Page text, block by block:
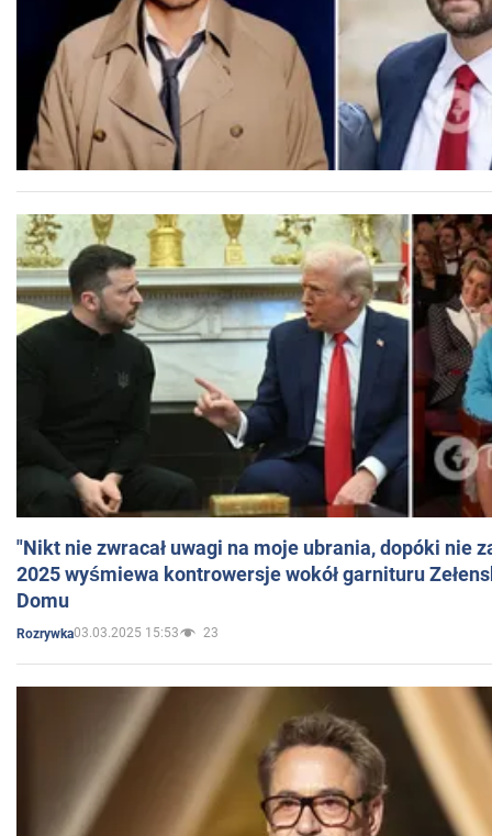
"Nikt nie zwracał uwagi na moje ubrania, dopóki nie
2025 wyśmiewa kontrowersje wokół garnituru
Domu
Rozrywka03.03.2025 15:53 23